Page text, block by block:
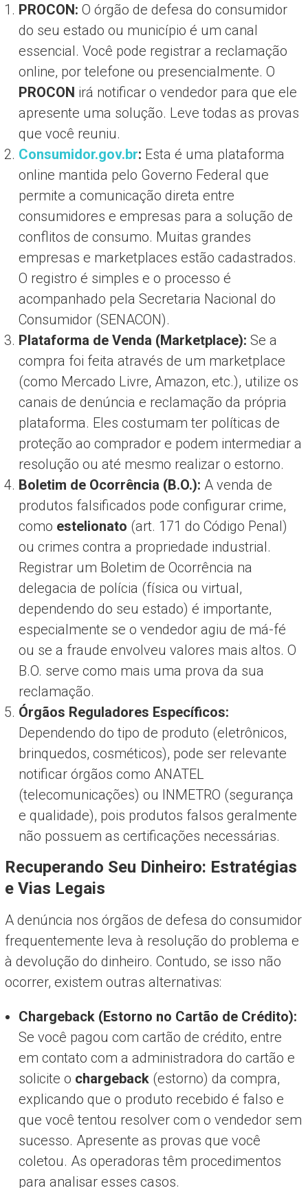
PROCON: O órgão de defesa do consumidor
do seu estado ou município é um canal
essencial. Você pode registrar a reclamação
online, por telefone ou presencialmente. O
PROCON irá notificar o vendedor para que ele
apresente uma solução. Leve todas as provas
que você reuniu.
Consumidor.gov.br: Esta é uma plataforma
online mantida pelo Governo Federal que
permite a comunicação direta entre
consumidores e empresas para a solução de
conflitos de consumo. Muitas grandes
empresas e marketplaces estão cadastrados.
O registro é simples e o processo é
acompanhado pela Secretaria Nacional do
Consumidor (SENACON).
Plataforma de Venda (Marketplace): Se a
compra foi feita através de um marketplace
(como Mercado Livre, Amazon, etc.), utilize os
canais de denúncia e reclamação da própria
plataforma. Eles costumam ter políticas de
proteção ao comprador e podem intermediar a
resolução ou até mesmo realizar o estorno.
Boletim de Ocorrência (B.O.): A venda de
produtos falsificados pode configurar crime,
como estelionato (art. 171 do Código Penal)
ou crimes contra a propriedade industrial.
Registrar um Boletim de Ocorrência na
delegacia de polícia (física ou virtual,
dependendo do seu estado) é importante,
especialmente se o vendedor agiu de má-fé
ou se a fraude envolveu valores mais altos. O
B.O. serve como mais uma prova da sua
reclamação.
Órgãos Reguladores Específicos:
Dependendo do tipo de produto (eletrônicos,
brinquedos, cosméticos), pode ser relevante
notificar órgãos como ANATEL
(telecomunicações) ou INMETRO (segurança
e qualidade), pois produtos falsos geralmente
não possuem as certificações necessárias.
Recuperando Seu Dinheiro: Estratégias
e Vias Legais
A denúncia nos órgãos de defesa do consumidor
frequentemente leva à resolução do problema e
à devolução do dinheiro. Contudo, se isso não
ocorrer, existem outras alternativas:
Chargeback (Estorno no Cartão de Crédito):
Se você pagou com cartão de crédito, entre
em contato com a administradora do cartão e
solicite o chargeback(estorno) da compra,
explicando que o produto recebido é falso e
que você tentou resolver com o vendedor sem
sucesso. Apresente as provas que você
coletou. As operadoras têm procedimentos
para analisar esses casos.